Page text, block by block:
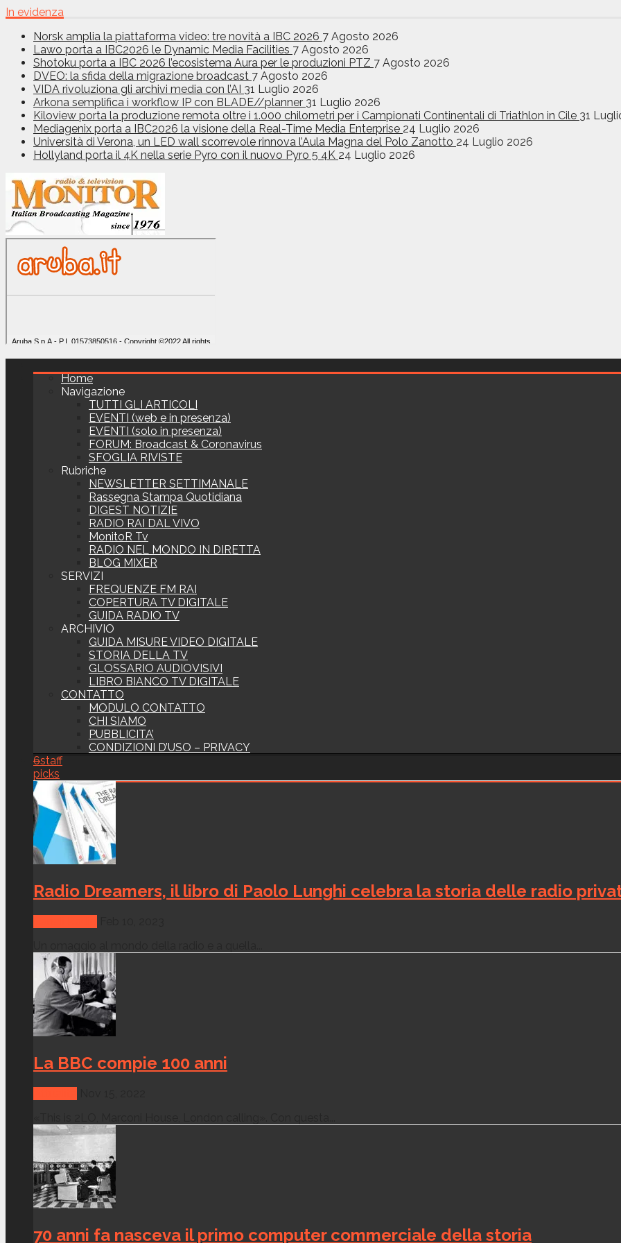
In evidenza
Norsk amplia la piattaforma video: tre novità a IBC 2026 7 Agosto 2026
Lawo porta a IBC2026 le Dynamic Media Facilities 7 Agosto 2026
Shotoku porta a IBC 2026 l’ecosistema Aura per le produzioni PTZ 7 Agosto 2026
DVEO: la sfida della migrazione broadcast 7 Agosto 2026
VIDA rivoluziona gli archivi media con l’AI 31 Luglio 2026
Arkona semplifica i workflow IP con BLADE//planner 31 Luglio 2026
Kiloview porta la produzione remota oltre i 1.000 chilometri per i Campionati Continentali di Triathlon in Cile 31
Mediagenix porta a IBC2026 la visione della Real-Time Media Enterprise 24 Luglio 2026
Università di Verona, un LED wall scorrevole rinnova l’Aula Magna del Polo Zanotto 24 Luglio 2026
Hollyland porta il 4K nella serie Pyro con il nuovo Pyro 5 4K 24 Luglio 2026
Home
Navigazione
TUTTI GLI ARTICOLI
EVENTI (web e in presenza)
EVENTI (solo in presenza)
FORUM: Broadcast & Coronavirus
SFOGLIA RIVISTE
Rubriche
NEWSLETTER SETTIMANALE
Rassegna Stampa Quotidiana
DIGEST NOTIZIE
RADIO RAI DAL VIVO
MonitoR Tv
RADIO NEL MONDO IN DIRETTA
BLOG MIXER
SERVIZI
FREQUENZE FM RAI
COPERTURA TV DIGITALE
GUIDA RADIO TV
ARCHIVIO
GUIDA MISURE VIDEO DIGITALE
STORIA DELLA TV
GLOSSARIO AUDIOVISIVI
LIBRO BIANCO TV DIGITALE
CONTATTO
MODULO CONTATTO
CHI SIAMO
PUBBLICITA’
CONDIZIONI D’USO – PRIVACY
6staff
picks
Radio Dreamers, il libro di Paolo Lunghi celebra la storia delle radio
La BBC compie 100 anni
70 anni fa nasceva il primo computer commerciale della storia